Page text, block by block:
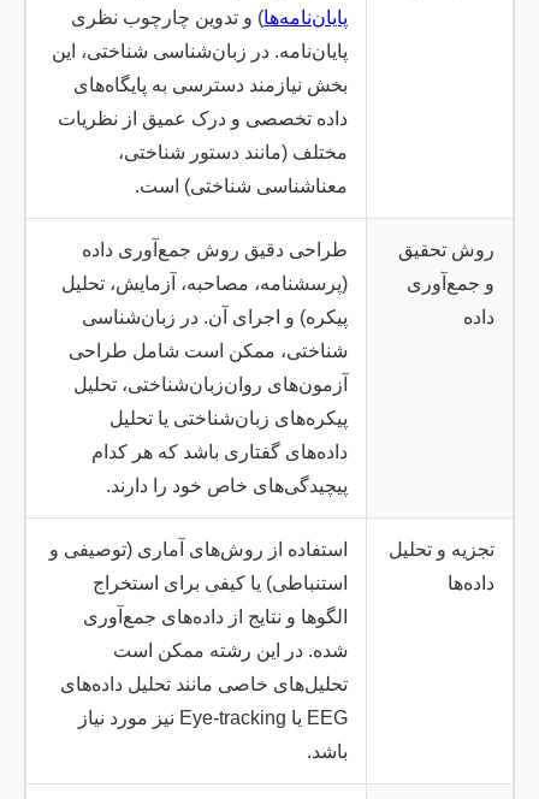
پایان‌نامه‌ها) و تدوین چارچوب نظری
پایان‌نامه. در زبان‌شناسی شناختی، این
بخش نیازمند دسترسی به پایگاه‌های
داده تخصصی و درک عمیق از نظریات
مختلف (مانند دستور شناختی،
معناشناسی شناختی) است.
روش تحقیق
و جمع‌آوری
داده
طراحی دقیق روش جمع‌آوری داده
(پرسشنامه، مصاحبه، آزمایش، تحلیل
پیکره) و اجرای آن. در زبان‌شناسی
شناختی، ممکن است شامل طراحی
آزمون‌های روان‌زبان‌شناختی، تحلیل
پیکره‌های زبان‌شناختی یا تحلیل
داده‌های گفتاری باشد که هر کدام
پیچیدگی‌های خاص خود را دارند.
تجزیه و تحلیل
داده‌ها
استفاده از روش‌های آماری (توصیفی و
استنباطی) یا کیفی برای استخراج
الگوها و نتایج از داده‌های جمع‌آوری
شده. در این رشته ممکن است
تحلیل‌های خاصی مانند تحلیل داده‌های
EEG یا Eye-tracking نیز مورد نیاز
باشد.